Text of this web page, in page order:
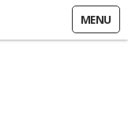
MENU